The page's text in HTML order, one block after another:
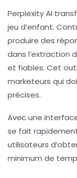
Perplexity AI
jeu d’enfant.
produire des
dans l’extraction
et fiables. Cet
marketeurs qui
précises.
Avec une
se fait
utilisateurs
minimum de